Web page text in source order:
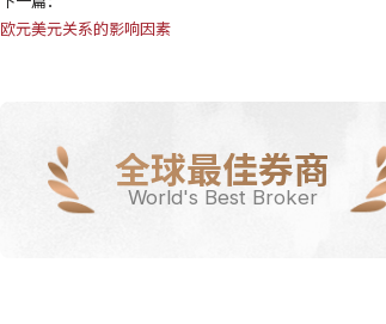
欧元美元关系的影响因素
全球最佳券商
World's Best Broker